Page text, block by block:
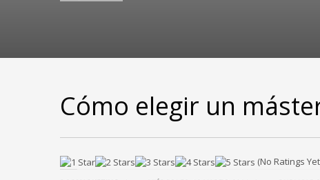
Cómo elegir un
(No Ratings